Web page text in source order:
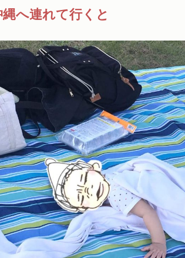
縄へ連れて行くと